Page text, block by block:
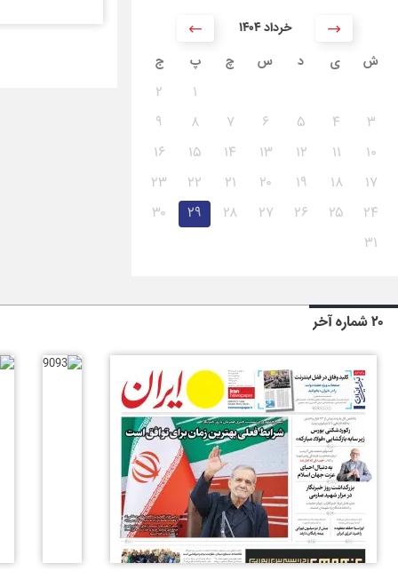
۱۴۰۴ خرداد
ش
ی د س چ پ ج
۱
۲
۳
۴ ۵ ۶ ۷ ۸
۹
۱۰
۱۱ ۱۲ ۱۳ ۱۴ ۱۵
۱۶
۱۷
۱۸ ۱۹ ۲۰ ۲۱ ۲۲
۲۳
۲۴
۲۵ ۲۶ ۲۷ ۲۸ ۲۹
۳۰
۳۱
۲۰ شماره آخر